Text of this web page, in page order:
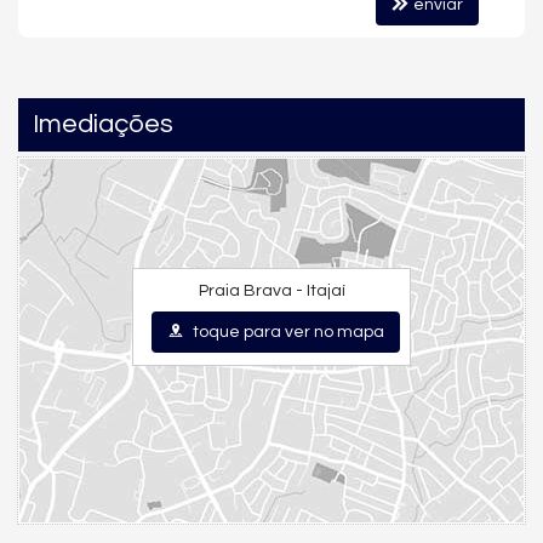
Destaque para o projeto da piscina assinado pelo campeão
📍LOCALIZAÇÃO – PRAIA BRAVA
Morar na Praia Brava é viver entre natureza e sofisticação:
Região nobre e em constante valorização
Próximo ao mar
Fácil acesso ao centro de Itajaí
A poucos minutos de Balneário Camboriú
Próximo a restaurantes e beach clubs
💎 EXCELENTE OPORTUNIDADE
Ótimo custo-benefício
Alta liquidez
Ideal para moradia ou investimento
Forte potencial de valorização
enviar
Imediações
Praia Brava - Itajaí
toque para ver no mapa